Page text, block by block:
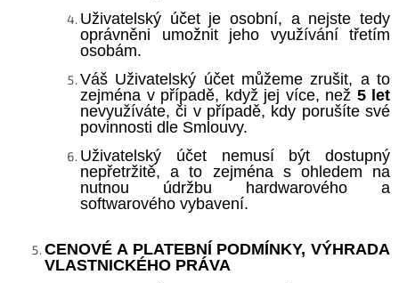
Uživatelský účet je osobní, a nejste tedy
oprávněni umožnit jeho využívání třetím
osobám.
Váš Uživatelský účet můžeme zrušit, a to
zejména v případě, když jej více, než 5 let
nevyužíváte, či v případě, kdy porušíte své
povinnosti dle Smlouvy.
Uživatelský účet nemusí být dostupný
nepřetržitě, a to zejména s ohledem na
nutnou údržbu hardwarového a
softwarového vybavení.
CENOVÉ A PLATEBNÍ PODMÍNKY, VÝHRADA
VLASTNICKÉHO PRÁVA